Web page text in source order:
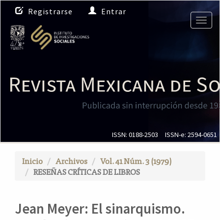
N
a
v
e
g
i
ó
n
c
C
Registrarse Entrar
ISSN: 0188-2503 ISSN-e: 2594-0651
Inicio Archivos
Vol. 41 Núm. 3 (1979)
RESEÑAS CRÍTICAS DE LIBROS
Jean Meyer: El sinarquismo.